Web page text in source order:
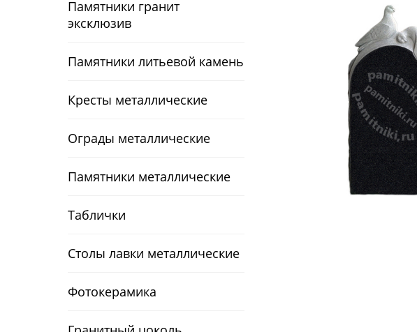
Памятники гранит
эксклюзив
Памятники литьевой камень
Кресты металлические
Ограды металлические
Памятники металлические
Таблички
Столы лавки металлические
Фотокерамика